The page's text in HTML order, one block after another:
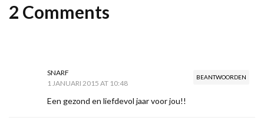
2 Comments
BEANTWOORDEN
SNARF
1 JANUARI 2015 AT 10:48
Een gezond en liefdevol jaar voor jou!!